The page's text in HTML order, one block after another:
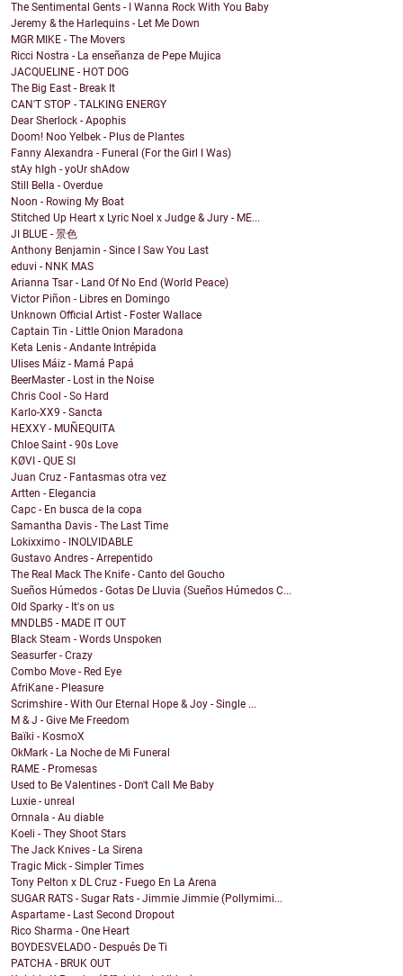
The Sentimental Gents - I Wanna Rock With You Baby
Jeremy & the Harlequins - Let Me Down
MGR MIKE - The Movers
Ricci Nostra - La enseñanza de Pepe Mujica
JACQUELINE - HOT DOG
The Big East - Break It
CAN'T STOP - TALKING ENERGY
Dear Sherlock - Apophis
Doom! Noo Yelbek - Plus de Plantes
Fanny Alexandra - Funeral (For the Girl I Was)
stAy hIgh - yoUr shAdow
Still Bella - Overdue
Noon - Rowing My Boat
Stitched Up Heart x Lyric Noel x Judge & Jury - ME...
JI BLUE - 景色
Anthony Benjamin - Since I Saw You Last
eduvi - NNK MAS
Arianna Tsar - Land Of No End (World Peace)
Victor Piñon - Libres en Domingo
Unknown Official Artist - Foster Wallace
Captain Tin - Little Onion Maradona
Keta Lenis - Andante Intrépida
Ulises Máiz - Mamá Papá
BeerMaster - Lost in the Noise
Chris Cool - So Hard
Karlo-XX9 - Sancta
HEXXY - MUÑEQUITA
Chloe Saint - 90s Love
KØVI - QUE SI
Juan Cruz - Fantasmas otra vez
Artten - Elegancia
Capc - En busca de la copa
Samantha Davis - The Last Time
Lokixximo - INOLVIDABLE
Gustavo Andres - Arrepentido
The Real Mack The Knife - Canto del Goucho
Sueños Húmedos - Gotas De Lluvia (Sueños Húmedos C...
Old Sparky - It's on us
MNDLB5 - MADE IT OUT
Black Steam - Words Unspoken
Seasurfer - Crazy
Combo Move - Red Eye
AfriKane - Pleasure
Scrimshire - With Our Eternal Hope & Joy - Single ...
M & J - Give Me Freedom
Baïki - KosmoX
OkMark - La Noche de Mi Funeral
RAME - Promesas
Used to Be Valentines - Don't Call Me Baby
Luxie - unreal
Ornnala - Au diable
Koeli - They Shoot Stars
The Jack Knives - La Sirena
Tragic Mick - Simpler Times
Tony Pelton x DL Cruz - Fuego En La Arena
SUGAR RATS - Sugar Rats - Jimmie Jimmie (Pollymimi...
Aspartame - Last Second Dropout
Rico Sharma - One Heart
BOYDESVELADO - Después De Ti
PATCHA - BRUK OUT